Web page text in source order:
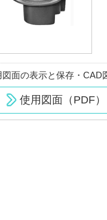
図面の表示と保存・CAD
使用図面（PDF）